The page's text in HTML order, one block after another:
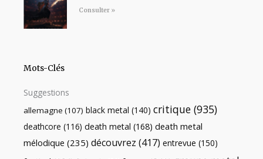
Consulter »
Mots-Clés
Suggestions
allemagne (107) black metal (140) critique (935)
deathcore (116) death metal (168) death metal
mélodique (235) découvrez (417) entrevue (150)